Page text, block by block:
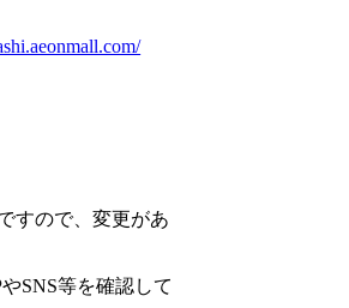
すので、変更があ
SNS等を確認して